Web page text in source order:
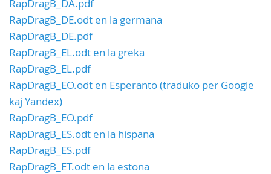
RapDragB_DA.pdf
RapDragB_DE.odt en la germana
RapDragB_DE.pdf
RapDragB_EL.odt en la greka
RapDragB_EL.pdf
RapDragB_EO.odt en Esperanto (traduko per Google
kaj Yandex)
RapDragB_EO.pdf
RapDragB_ES.odt en la hispana
RapDragB_ES.pdf
RapDragB_ET.odt en la estona